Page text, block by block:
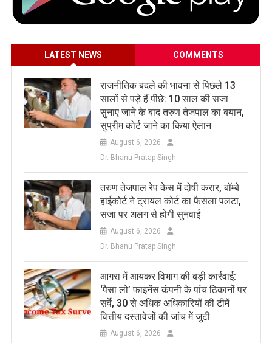
LATEST NEWS COMMENTS
राजनीतिक बदले की भावना से पिछले 13
सालों से पड़े हैं पीछे: 10 साल की सजा
सुनाए जाने के बाद तरुण तेजपाल का बयान,
सुप्रीम कोर्ट जाने का किया ऐलान
August 6, 2026
Dr. Bhanu Pratap Singh
तरुण तेजपाल रेप केस में दोषी करार, बॉम्बे
हाईकोर्ट ने ट्रायल कोर्ट का फैसला पलटा,
सजा पर अलग से होगी सुनवाई
August 6, 2026
Dr. Bhanu Pratap Singh
आगरा में आयकर विभाग की बड़ी कार्रवाई:
‘पैसा लो’ फाइनेंस कंपनी के पांच ठिकानों पर
सर्वे, 30 से अधिक अधिकारियों की टीमें
वित्तीय दस्तावेजों की जांच में जुटी
August 6, 2026